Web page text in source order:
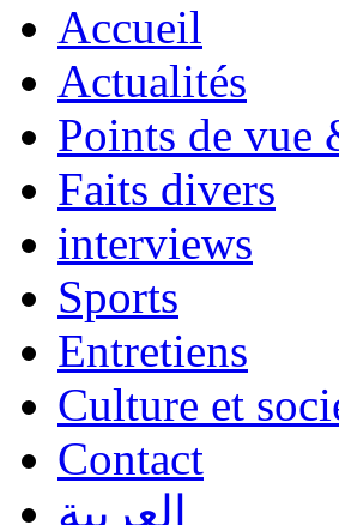
Accueil
Actualités
Points de vue
Faits divers
interviews
Sports
Entretiens
Culture et
Contact
العربية